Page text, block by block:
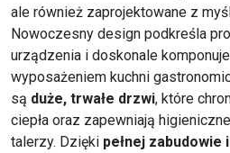
ale również zaprojektowane z
Nowoczesny design podkreśla
urządzenia i doskonale
wyposażeniem kuchni
są duże, trwałe drzwi, które
ciepła oraz zapewniają
talerzy. Dzięki pełnej